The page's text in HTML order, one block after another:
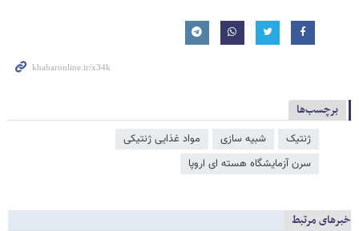
برچسب‌ها
ژنتیک شبیه سازی
مواد غذایی ژنتیکی
سرن آزمایشگاه هسته ای اروپا
خبرهای مرتبط